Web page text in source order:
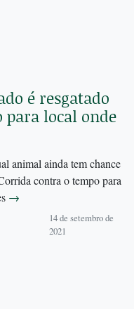
é resgatado
para local onde
animal ainda tem chance
contra o tempo para
→
14 de setembro de
2021